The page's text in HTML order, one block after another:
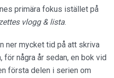
primära fokus istället på
vlogg & lista.
ner mycket tid på att skriva
för några år sedan, en bok vid
första delen i serien om